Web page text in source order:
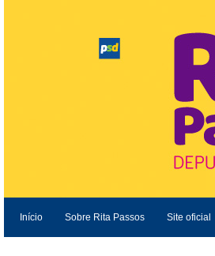
Início Sobre Rita Passos Site oficial